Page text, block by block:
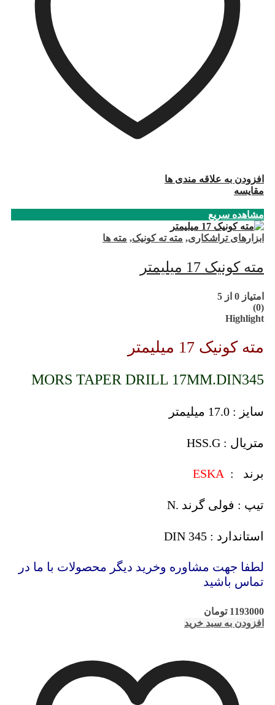
افزودن به علاقه مندی ها
مقایسه
مشاهده سریع
ابزارهای تراشکاری, مته ته کونیک, مته ها
مته کونیک 17 میلیمتر
امتیاز 0 از 5
(0)
Highlight
مته کونیک 17 میلیمتر
MORS TAPER DRILL 17MM.DIN345
سایز : 17.0 میلیمتر
متریال : HSS.G
برند :
تیپ : فولی گرند .N
استاندارد : DIN 345
لطفا جهت مشاوره وخرید دیگر محصولات با ما در
تماس باشید
1193000 تومان
افزودن به سبد خرید